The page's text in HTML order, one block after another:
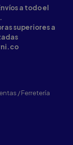
a todo el
superiores a
/ Ferretería